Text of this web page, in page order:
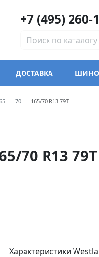
+7 (495) 260-
ДОСТАВКА
70 165/70 R13 79T
70 R13 79T
Характеристики